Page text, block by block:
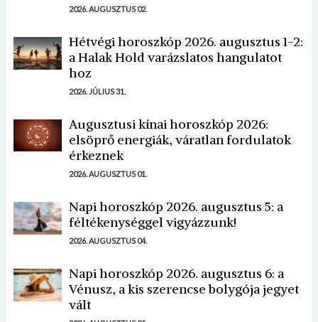
2026. AUGUSZTUS 02.
Hétvégi horoszkóp 2026. augusztus 1-2:
a Halak Hold varázslatos hangulatot
hoz
2026. JÚLIUS 31.
Augusztusi kínai horoszkóp 2026:
elsöprő energiák, váratlan fordulatok
érkeznek
2026. AUGUSZTUS 01.
Napi horoszkóp 2026. augusztus 5: a
féltékenységgel vigyázzunk!
2026. AUGUSZTUS 04.
Napi horoszkóp 2026. augusztus 6: a
Vénusz, a kis szerencse bolygója jegyet
vált